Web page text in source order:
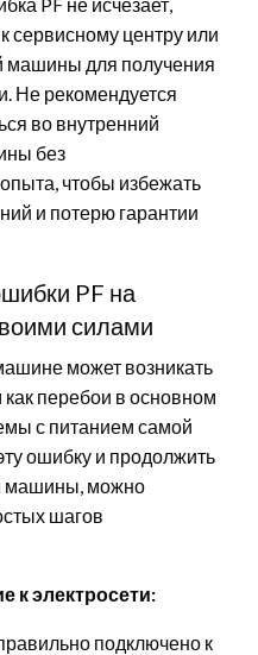
сервисному центру или
машины для получения
Не рекомендуется
во внутренний
без
чтобы избежать
и потерю гарантии
PF на
силами
может возникать
перебои в основном
с питанием самой
ошибку и продолжить
машины, можно
шагов
к электросети:
подключено к